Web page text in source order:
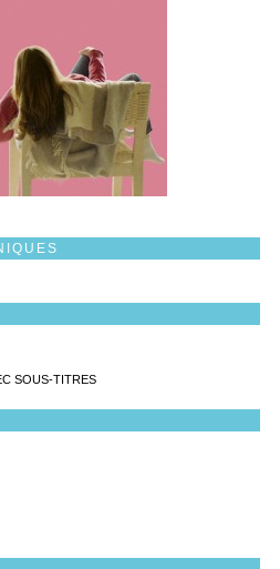
SOUS-TITRES